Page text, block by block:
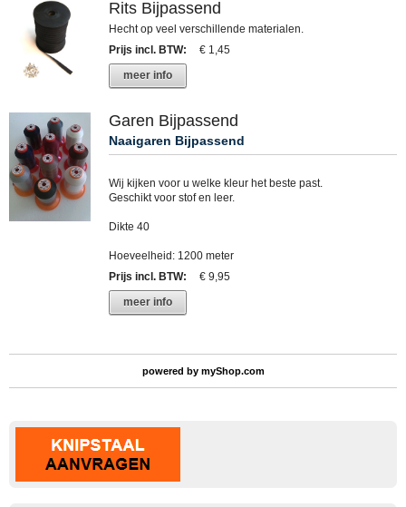
Rits Bijpassend
Hecht op veel verschillende materialen.
Prijs incl. BTW:
€ 1,45
meer info
Garen Bijpassend
Naaigaren Bijpassend
Wij kijken voor u welke kleur het beste past.
Geschikt voor stof en leer.
Dikte 40
Hoeveelheid: 1200 meter
Prijs incl. BTW:
€ 9,95
meer info
powered by myShop.com